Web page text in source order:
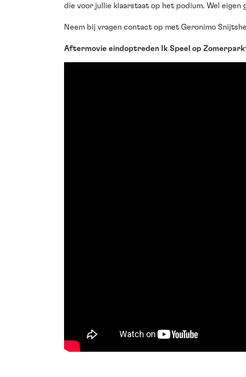
die voor jullie klaarstaat op het podium. Wel
Neem bij vragen contact op met Geronimo
Aftermovie eindoptreden Ik Speel op